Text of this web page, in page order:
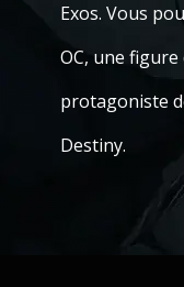
Exos. Vous
OC, une
protagoniste
Destiny.